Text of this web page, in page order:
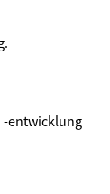
-entwicklung